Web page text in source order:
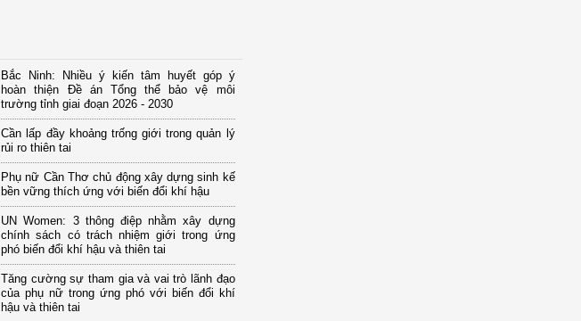
Bắc Ninh: Nhiều ý kiến tâm huyết góp ý
hoàn thiện Đề án Tổng thể bảo vệ môi
trường tỉnh giai đoạn 2026 - 2030
Cần lấp đầy khoảng trống giới trong quản lý
rủi ro thiên tai
Phụ nữ Cần Thơ chủ động xây dựng sinh kế
bền vững thích ứng với biến đổi khí hậu
UN Women: 3 thông điệp nhằm xây dựng
chính sách có trách nhiệm giới trong ứng
phó biến đổi khí hậu và thiên tai
Tăng cường sự tham gia và vai trò lãnh đạo
của phụ nữ trong ứng phó với biến đổi khí
hậu và thiên tai